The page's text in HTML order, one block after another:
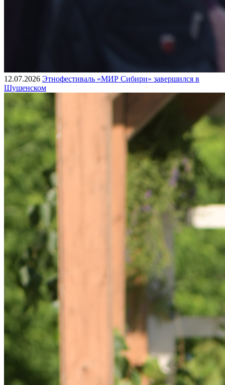
12.07.2026 Этнофестиваль «МИР Сибири» завершился в
Шушенском